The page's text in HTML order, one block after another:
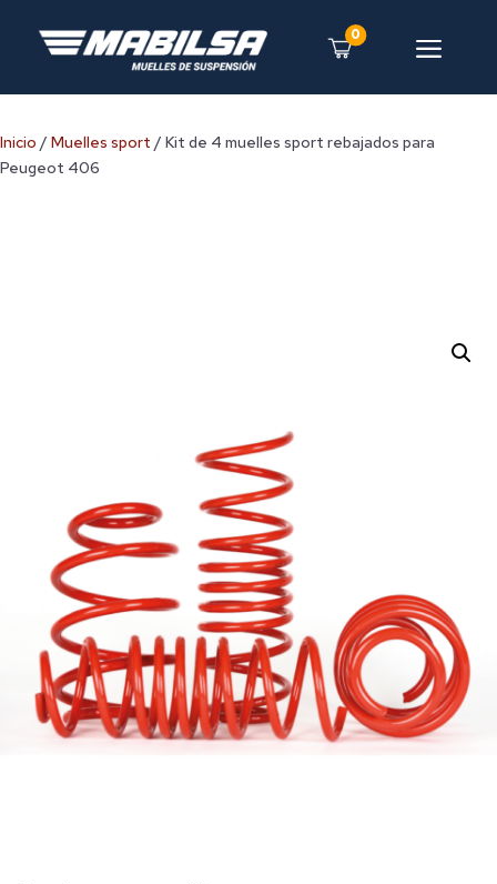
0 a
Inicio / Muelles sport / Kit de 4 muelles sport rebajados para
Peugeot 406